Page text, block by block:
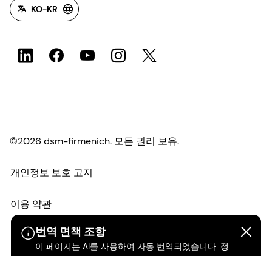
번역 면책 조항
이 페이지는 AI를 사용하여 자동 번역되었습니다. 정
KO-KR
©2026 dsm-firmenich. 모든 권리 보유.
개인정보 보호 고지
이용 약관
약관